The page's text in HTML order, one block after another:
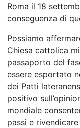
Roma il 18
conseguenza di
Possiamo
Chiesa cattolica
passaporto del
essere esportato
dei Patti
positivo
mondiale
passi e